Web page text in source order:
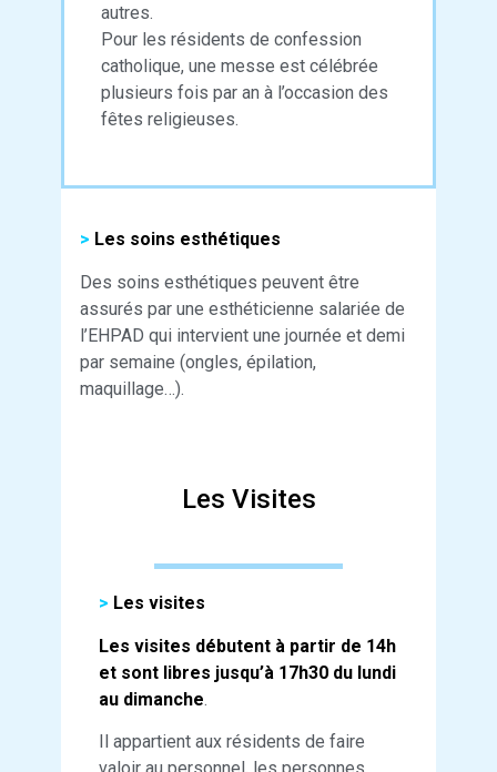
autres.
Pour les résidents de confession
catholique, une messe est célébrée
plusieurs fois par an à l’occasion des
fêtes religieuses.
> Les soins esthétiques
Des soins esthétiques peuvent être
assurés par une esthéticienne salariée de
l’EHPAD qui intervient une journée et demi
par semaine (ongles, épilation,
maquillage…).
Les Visites
> Les visites
Les visites débutent à partir de 14h
et sont libres jusqu’à 17h30 du lundi
au dimanche.
Il appartient aux résidents de faire